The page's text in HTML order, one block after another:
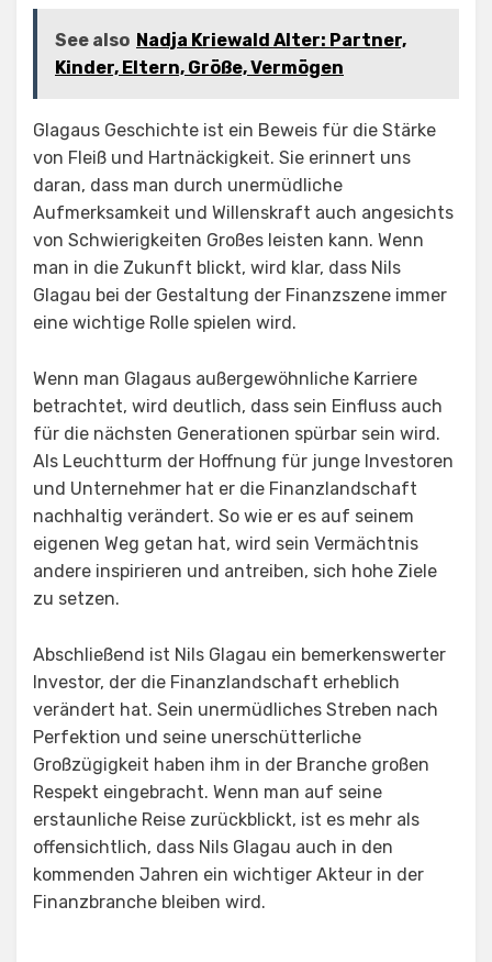
See also Nadja Kriewald Alter: Partner,
Kinder, Eltern, Größe, Vermögen
Glagaus Geschichte ist ein Beweis für die Stärke
von Fleiß und Hartnäckigkeit. Sie erinnert uns
daran, dass man durch unermüdliche
Aufmerksamkeit und Willenskraft auch angesichts
von Schwierigkeiten Großes leisten kann. Wenn
man in die Zukunft blickt, wird klar, dass Nils
Glagau bei der Gestaltung der Finanzszene immer
eine wichtige Rolle spielen wird.
Wenn man Glagaus außergewöhnliche Karriere
betrachtet, wird deutlich, dass sein Einfluss auch
für die nächsten Generationen spürbar sein wird.
Als Leuchtturm der Hoffnung für junge Investoren
und Unternehmer hat er die Finanzlandschaft
nachhaltig verändert. So wie er es auf seinem
eigenen Weg getan hat, wird sein Vermächtnis
andere inspirieren und antreiben, sich hohe Ziele
zu setzen.
Abschließend ist Nils Glagau ein bemerkenswerter
Investor, der die Finanzlandschaft erheblich
verändert hat. Sein unermüdliches Streben nach
Perfektion und seine unerschütterliche
Großzügigkeit haben ihm in der Branche großen
Respekt eingebracht. Wenn man auf seine
erstaunliche Reise zurückblickt, ist es mehr als
offensichtlich, dass Nils Glagau auch in den
kommenden Jahren ein wichtiger Akteur in der
Finanzbranche bleiben wird.